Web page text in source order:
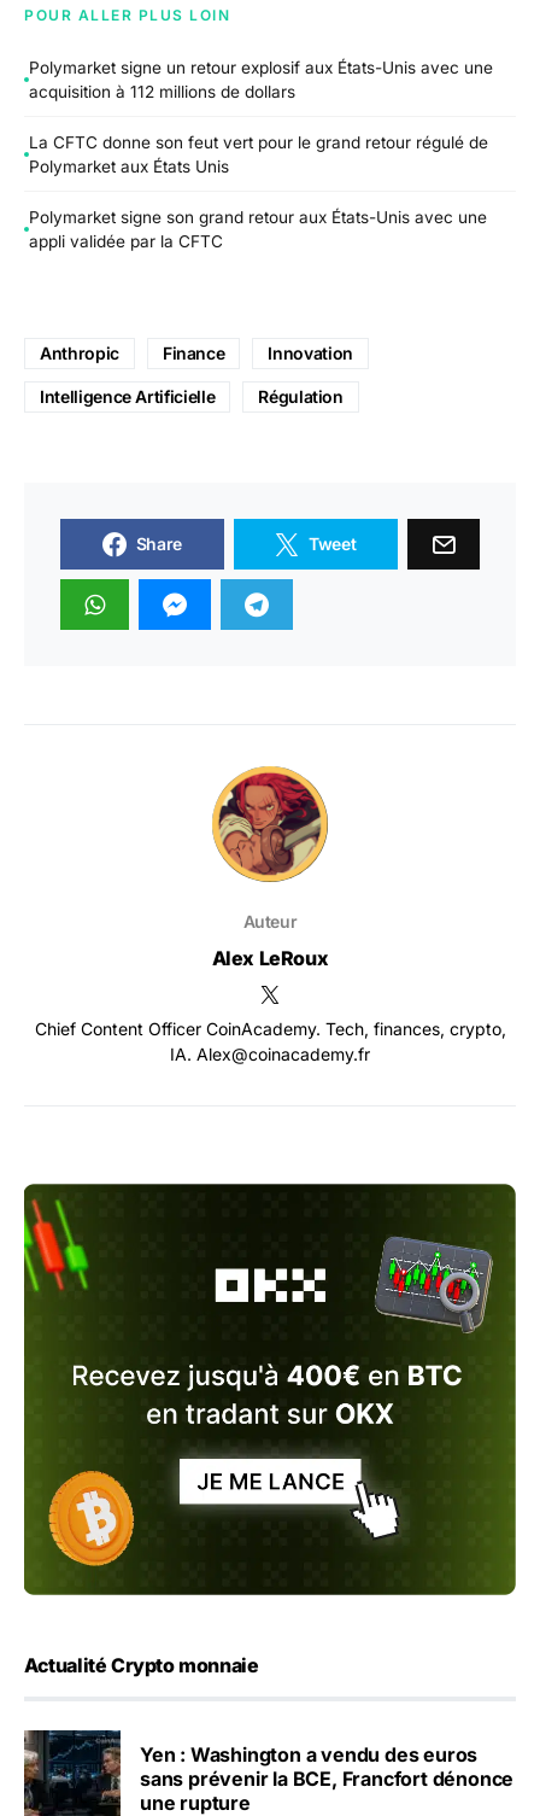
POUR ALLER PLUS LOIN
Polymarket signe un retour explosif aux États-Unis avec une
acquisition à 112 millions de dollars
La CFTC donne son feut vert pour le grand retour régulé de
Polymarket aux États Unis
Polymarket signe son grand retour aux États-Unis avec une
appli validée par la CFTC
Anthropic Finance Innovation
Intelligence Artificielle Régulation
Share Tweet
Auteur
Alex LeRoux
Chief Content Officer CoinAcademy. Tech, finances, crypto,
IA. Alex@coinacademy.fr
Actualité Crypto monnaie
Yen : Washington a vendu des euros
sans prévenir la BCE, Francfort dénonce
une rupture